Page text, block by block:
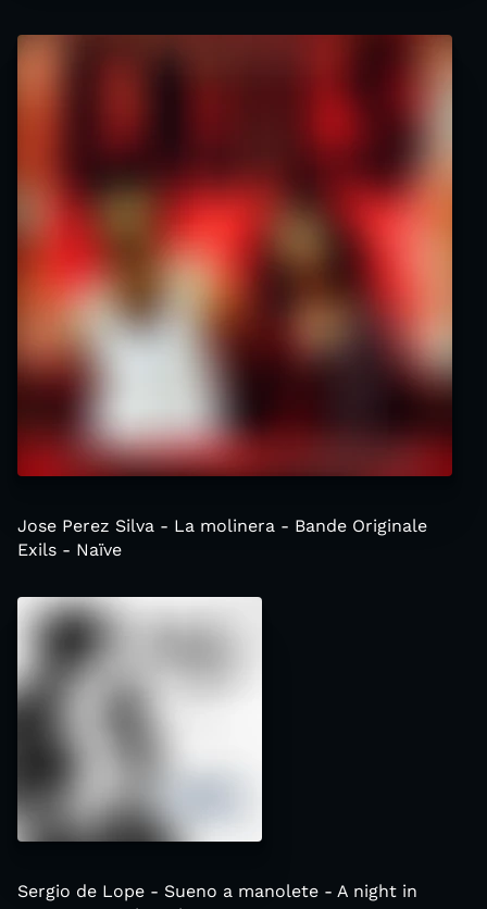
Jose Perez Silva - La molinera - Bande Originale
Exils - Naïve
Sergio de Lope - Sueno a manolete - A night in